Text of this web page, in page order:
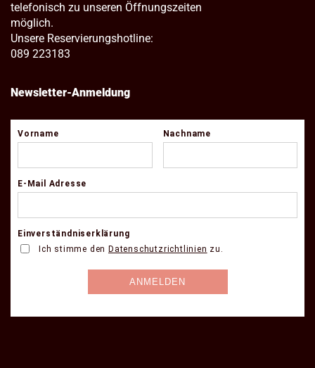
telefonisch zu unseren Öffnungszeiten
möglich.
Unsere Reservierungshotline:
089 223183
Newsletter-Anmeldung